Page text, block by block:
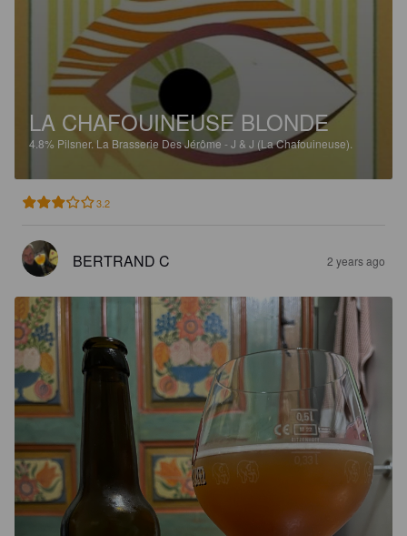
LA CHAFOUINEUSE BLONDE
4.8% Pilsner. La Brasserie Des Jérôme - J & J (La Chafouineuse).
3.2
BERTRAND C 2 years ago